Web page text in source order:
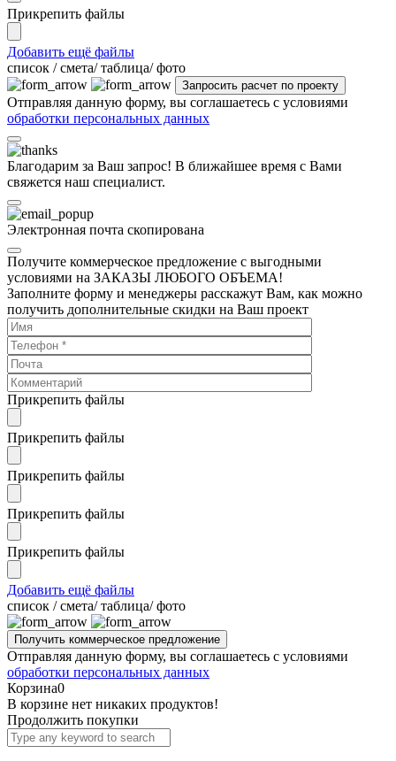
Прикрепить файлы
Добавить ещё файлы
cписок / смета/ таблица/ фото
Отправляя данную форму, вы соглашаетесь с условиями
обработки персональных данных
Благодарим за Ваш запрос! В ближайшее время с Вами
свяжется наш специалист.
Электронная почта скопирована
Получите коммерческое предложение с выгодными
условиями на ЗАКАЗЫ ЛЮБОГО ОБЪЕМА!
Заполните форму и менеджеры расскажут Вам, как можно
получить дополнительные скидки на Ваш проект
Прикрепить файлы
Прикрепить файлы
Прикрепить файлы
Прикрепить файлы
Прикрепить файлы
Добавить ещё файлы
cписок / смета/ таблица/ фото
Отправляя данную форму, вы соглашаетесь с условиями
обработки персональных данных
Корзина0
В корзине нет никаких продуктов!
Продолжить покупки